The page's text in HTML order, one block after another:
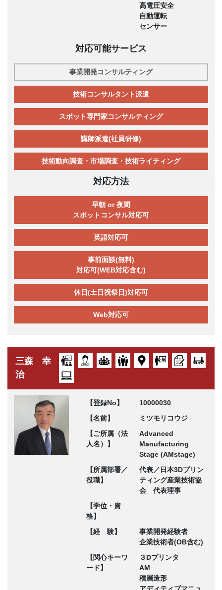
高電圧安全
自動運転
センサー
対応可能サービス
事業開発コンサルティング
技術コンサルタント派遣
スポット専門家コンサルティング
講師派遣(社員研修)
技術動向調査・市場調査・技術ライティング
対応方法
早朝 or 夜間
スポットコンサル対応可
英語対応可
事前面談(無料)
対応可(WEB対応含む)
休日(土日祝祭日)対応可
Web対応可
三森 幸
治
【登録No】
10000030
【名前】
ミツモリコウジ
【ご所属（法
人名）】
Advanced
Manufacturing
Stage (AMstage)
【所属部署／
役職】
代表／日本3Dプリン
ティング産業技術協
会 代表理事
【学位・資
格】
【経 験】
事業開発経験者
企業技術者(OB含む)
【関心キーワ
ード】
３Dプリンタ
AM
積層造形